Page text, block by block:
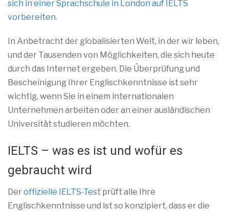
sich in einer Sprachschule in London auf IELTS
vorbereiten.
In Anbetracht der globalisierten Welt, in der wir leben,
und der Tausenden von Möglichkeiten, die sich heute
durch das Internet ergeben. Die Überprüfung und
Bescheinigung Ihrer Englischkenntnisse ist sehr
wichtig, wenn Sie in einem internationalen
Unternehmen arbeiten oder an einer ausländischen
Universität studieren möchten.
IELTS – was es ist und wofür es
gebraucht wird
Deroffizielle IELTS-Test prüft alle Ihre
Englischkenntnisse und ist so konzipiert, dass er die